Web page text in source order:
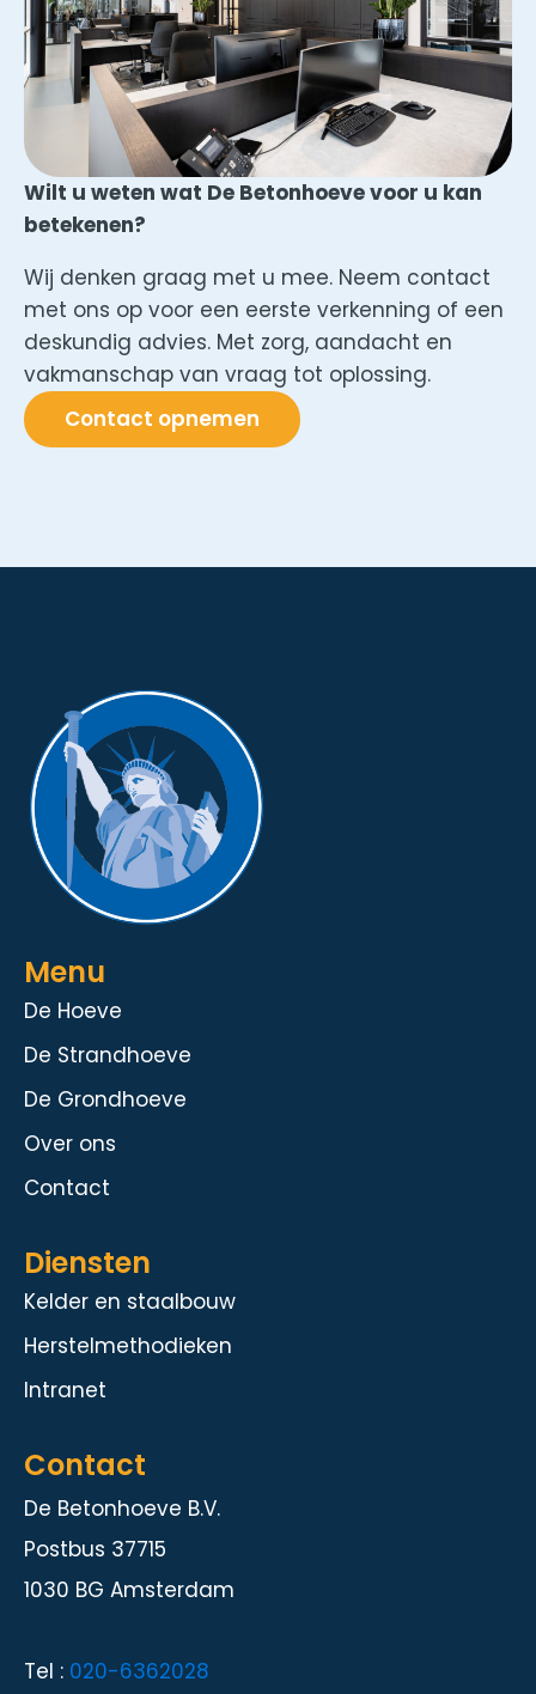
Wilt u weten wat De Betonhoeve voor u kan
betekenen?
Wij denken graag met u mee. Neem contact
met ons op voor een eerste verkenning of een
deskundig advies. Met zorg, aandacht en
vakmanschap van vraag tot oplossing.
Contact opnemen
Menu
De Hoeve
De Strandhoeve
De Grondhoeve
Over ons
Contact
Diensten
Kelder en staalbouw
Herstelmethodieken
Intranet
Contact
De Betonhoeve B.V.
Postbus 37715
1030 BG Amsterdam
Tel : 020-6362028